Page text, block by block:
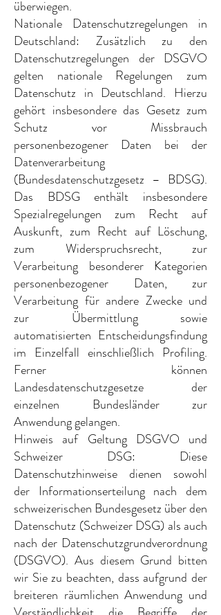
überwiegen.
Nationale Datenschutzregelungen in
Deutschland: Zusätzlich zu den
Datenschutzregelungen der DSGVO
gelten nationale Regelungen zum
Datenschutz in Deutschland. Hierzu
gehört insbesondere das Gesetz zum
Schutz vor Missbrauch
personenbezogener Daten bei der
Datenverarbeitung
(Bundesdatenschutzgesetz – BDSG).
Das BDSG enthält insbesondere
Spezialregelungen zum Recht auf
Auskunft, zum Recht auf Löschung,
zum Widerspruchsrecht, zur
Verarbeitung besonderer Kategorien
personenbezogener Daten, zur
Verarbeitung für andere Zwecke und
zur Übermittlung sowie
automatisierten Entscheidungsfindung
im Einzelfall einschließlich Profiling.
Ferner können
Landesdatenschutzgesetze der
einzelnen Bundesländer zur
Anwendung gelangen.
Hinweis auf Geltung DSGVO und
Schweizer DSG: Diese
Datenschutzhinweise dienen sowohl
der Informationserteilung nach dem
schweizerischen Bundesgesetz über den
Datenschutz (Schweizer DSG) als auch
nach der Datenschutzgrundverordnung
(DSGVO). Aus diesem Grund bitten
wir Sie zu beachten, dass aufgrund der
breiteren räumlichen Anwendung und